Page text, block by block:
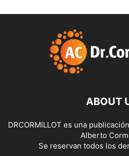
ABOUT
DRCORMILLOT es una
Alberto
Se reservan todos los